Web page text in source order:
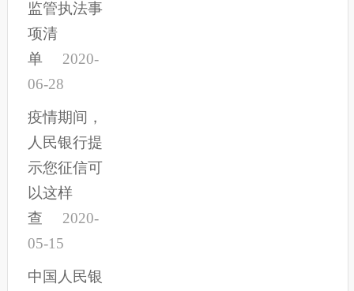
监管执法事
项清
单
2020-
06-28
疫情期间，
人民银行提
示您征信可
以这样
查
2020-
05-15
中国人民银